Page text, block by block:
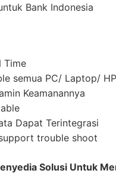
Bank Indonesia
Time
semua PC/ Laptop/ HP
Keamanannya
Dapat Terintegrasi
trouble shoot
Solusi Untuk